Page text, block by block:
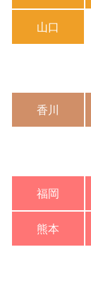
山口
香川
福岡
熊本